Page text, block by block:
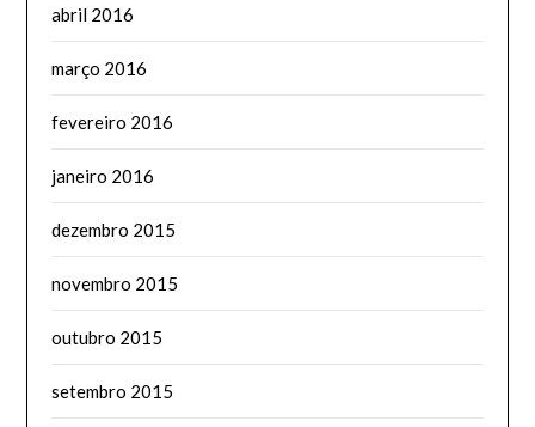
abril 2016
março 2016
fevereiro 2016
janeiro 2016
dezembro 2015
novembro 2015
outubro 2015
setembro 2015